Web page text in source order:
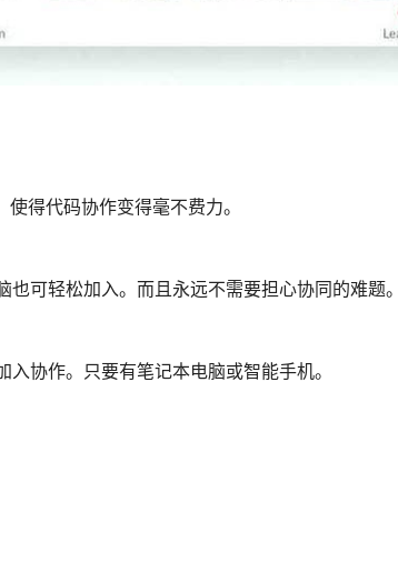
得代码协作变得毫不费力。
可轻松加入。而且永远不需要担心协同的难题
协作。只要有笔记本电脑或智能手机。